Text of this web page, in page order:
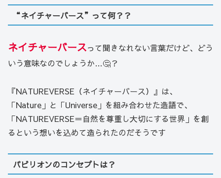
“ネイチャーバース”って何？？
ネイチャーバースって聞きなれない言葉だけど、どう
いう意味なのでしょうか…🤔？
『NATUREVERSE（ネイチャーバース）』は、
「Nature」と「Universe」を組み合わせた造語で、
「NATUREVERSE＝自然を尊重し大切にする世界」を創
るという想いを込めて造られたのだそうです
パビリオンのコンセプトは？